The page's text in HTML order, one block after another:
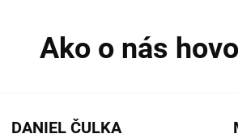
DANIEL ČULKA